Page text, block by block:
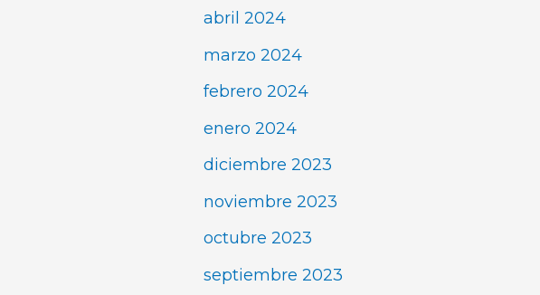
abril 2024
marzo 2024
febrero 2024
enero 2024
diciembre 2023
noviembre 2023
octubre 2023
septiembre 2023